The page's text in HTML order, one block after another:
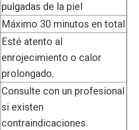
pulgadas de la piel
Máximo 30 minutos en total
Esté atento al
enrojecimiento o calor
prolongado.
Consulte con un profesional
si existen
contraindicaciones.